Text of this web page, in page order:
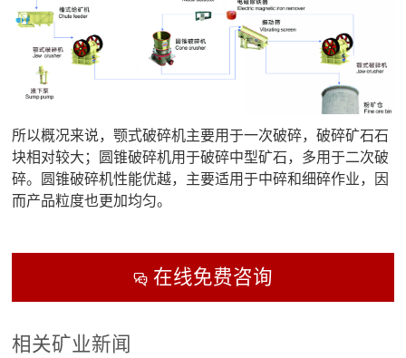
所以概况来说，颚式破碎机主要用于一次破碎，破碎矿石石
块相对较大；圆锥破碎机用于破碎中型矿石，多用于二次破
碎。圆锥破碎机性能优越，主要适用于中碎和细碎作业，因
而产品粒度也更加均匀。
在线免费咨询
相关矿业新闻
 矿山设计院
选矿实验室
关于金鹏
发展历程
企业文化